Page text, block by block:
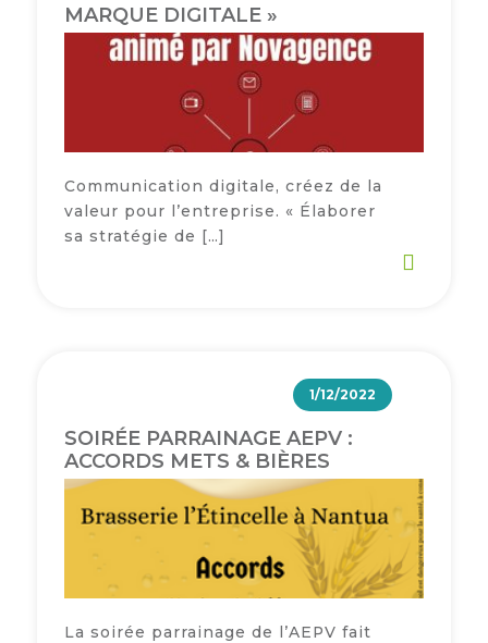
MARQUE DIGITALE »
Communication digitale, créez de la
valeur pour l’entreprise. « Élaborer
sa stratégie de […]
1/12/2022
SOIRÉE PARRAINAGE AEPV :
ACCORDS METS & BIÈRES
La soirée parrainage de l’AEPV fait